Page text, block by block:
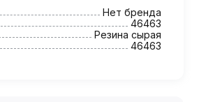
Нет бренда
46463
Резина сырая
46463